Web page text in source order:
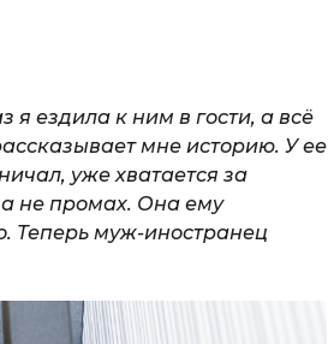
ездила к ним в гости, а всё
мне историю. У ее
уже хватается за
не промах. Она ему
Теперь муж-иностранец